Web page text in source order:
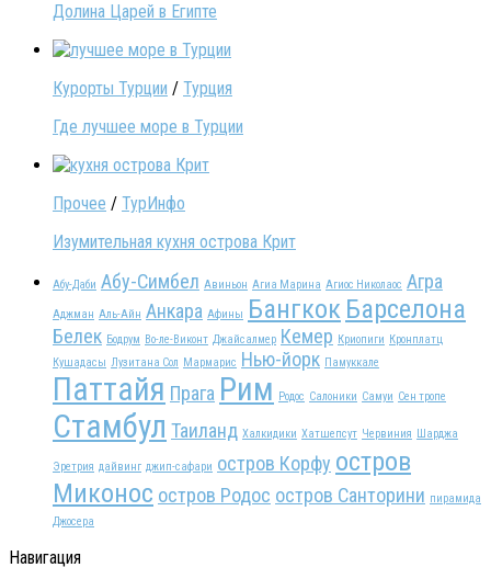
Долина Царей в Египте
Курорты Турции / Турция
Где лучшее море в Турции
Прочее / ТурИнфо
Изумительная кухня острова Крит
Абу-Даби Абу-Симбел Авиньон Агиа Марина Агиос Николаос Агра
Аджман Аль-Айн Анкара Афины Бангкок Барселона
Белек Бодрум Во-ле-Виконт Джайсалмер Кемер Криопиги Кронплатц
Кушадасы Лузитана Сол Мармарис Нью-йорк Памуккале
Паттайя Прага Рим Родос Салоники Самуи Сен тропе
Стамбул Таиланд Халкидики Хатшепсут Червиния Шарджа
Эретрия дайвинг джип-сафари остров Корфу остров
Миконос остров Родос остров Санторини пирамида
Джосера
Навигация